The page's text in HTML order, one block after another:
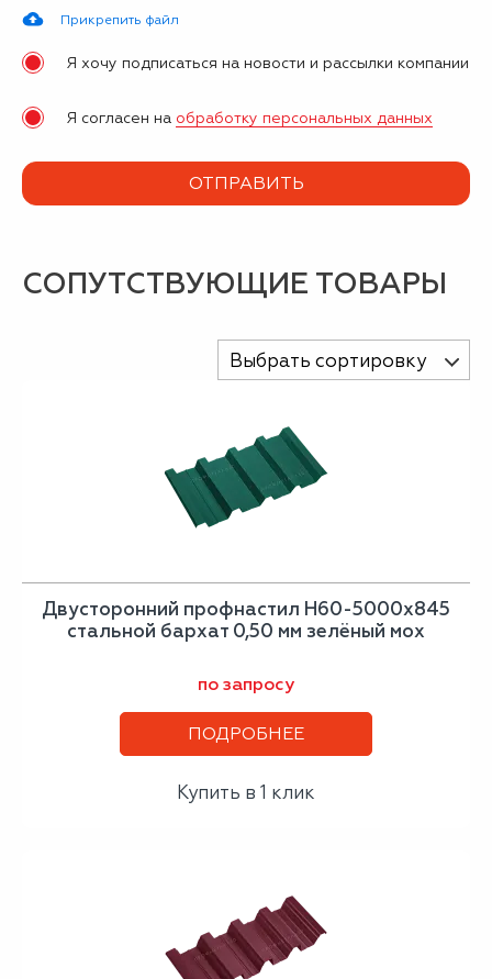
Прикрепить файл
Я хочу подписаться на новости и рассылки компании
Я согласен на обработку персональных данных
СОПУТСТВУЮЩИЕ ТОВАРЫ
Выбрать сортировку
Двусторонний профнастил Н60-5000х845
стальной бархат 0,50 мм зелёный мох
по запросу
ПОДРОБНЕЕ
Купить в 1 клик